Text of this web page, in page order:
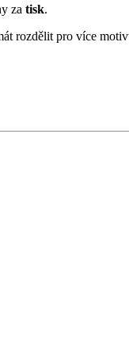
za tisk.
rozdělit pro více